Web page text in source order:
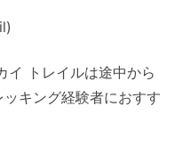
イ トレイルは途中から
キング経験者におすす